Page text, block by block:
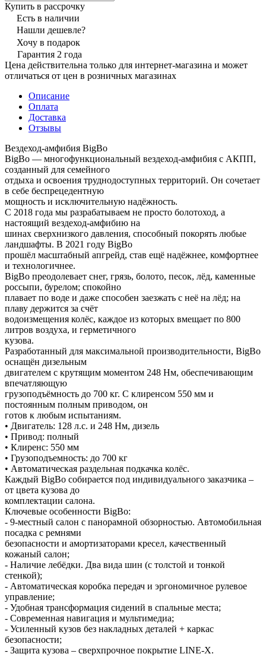
Купить в рассрочку
Есть в наличии
Нашли дешевле?
Хочу в подарок
Гарантия 2 года
Цена действительна только для интернет-магазина и может
отличаться от цен в розничных магазинах
Описание
Оплата
Доставка
Отзывы
Вездеход-амфибия BigBo
BigBo — многофункциональный вездеход-амфибия с АКПП,
созданный для семейного
отдыха и освоения труднодоступных территорий. Он сочетает
в себе беспрецедентную
мощность и исключительную надёжность.
С 2018 года мы разрабатываем не просто болотоход, а
настоящий вездеход-амфибию на
шинах сверхнизкого давления, способный покорять любые
ландшафты. В 2021 году BigBo
прошёл масштабный апгрейд, став ещё надёжнее, комфортнее
и технологичнее.
BigBo преодолевает снег, грязь, болото, песок, лёд, каменные
россыпи, бурелом; спокойно
плавает по воде и даже способен заезжать с неё на лёд; на
плаву держится за счёт
водоизмещения колёс, каждое из которых вмещает по 800
литров воздуха, и герметичного
кузова.
Разработанный для максимальной производительности, BigBo
оснащён дизельным
двигателем с крутящим моментом 248 Нм, обеспечивающим
впечатляющую
грузоподъёмность до 700 кг. С клиренсом 550 мм и
постоянным полным приводом, он
готов к любым испытаниям.
• Двигатель: 128 л.с. и 248 Нм, дизель
• Привод: полный
• Клиренс: 550 мм
• Грузоподъемность: до 700 кг
• Автоматическая раздельная подкачка колёс.
Каждый BigBo собирается под индивидуального заказчика –
от цвета кузова до
комплектации салона.
Ключевые особенности BigBo:
- 9-местный салон с панорамной обзорностью. Автомобильная
посадка с ремнями
безопасности и амортизаторами кресел, качественный
кожаный салон;
- Наличие лебёдки. Два вида шин (с толстой и тонкой
стенкой);
- Автоматическая коробка передач и эргономичное рулевое
управление;
- Удобная трансформация сидений в спальные места;
- Современная навигация и мультимедиа;
- Усиленный кузов без накладных деталей + каркас
безопасности;
- Защита кузова – сверхпрочное покрытие LINE-X.